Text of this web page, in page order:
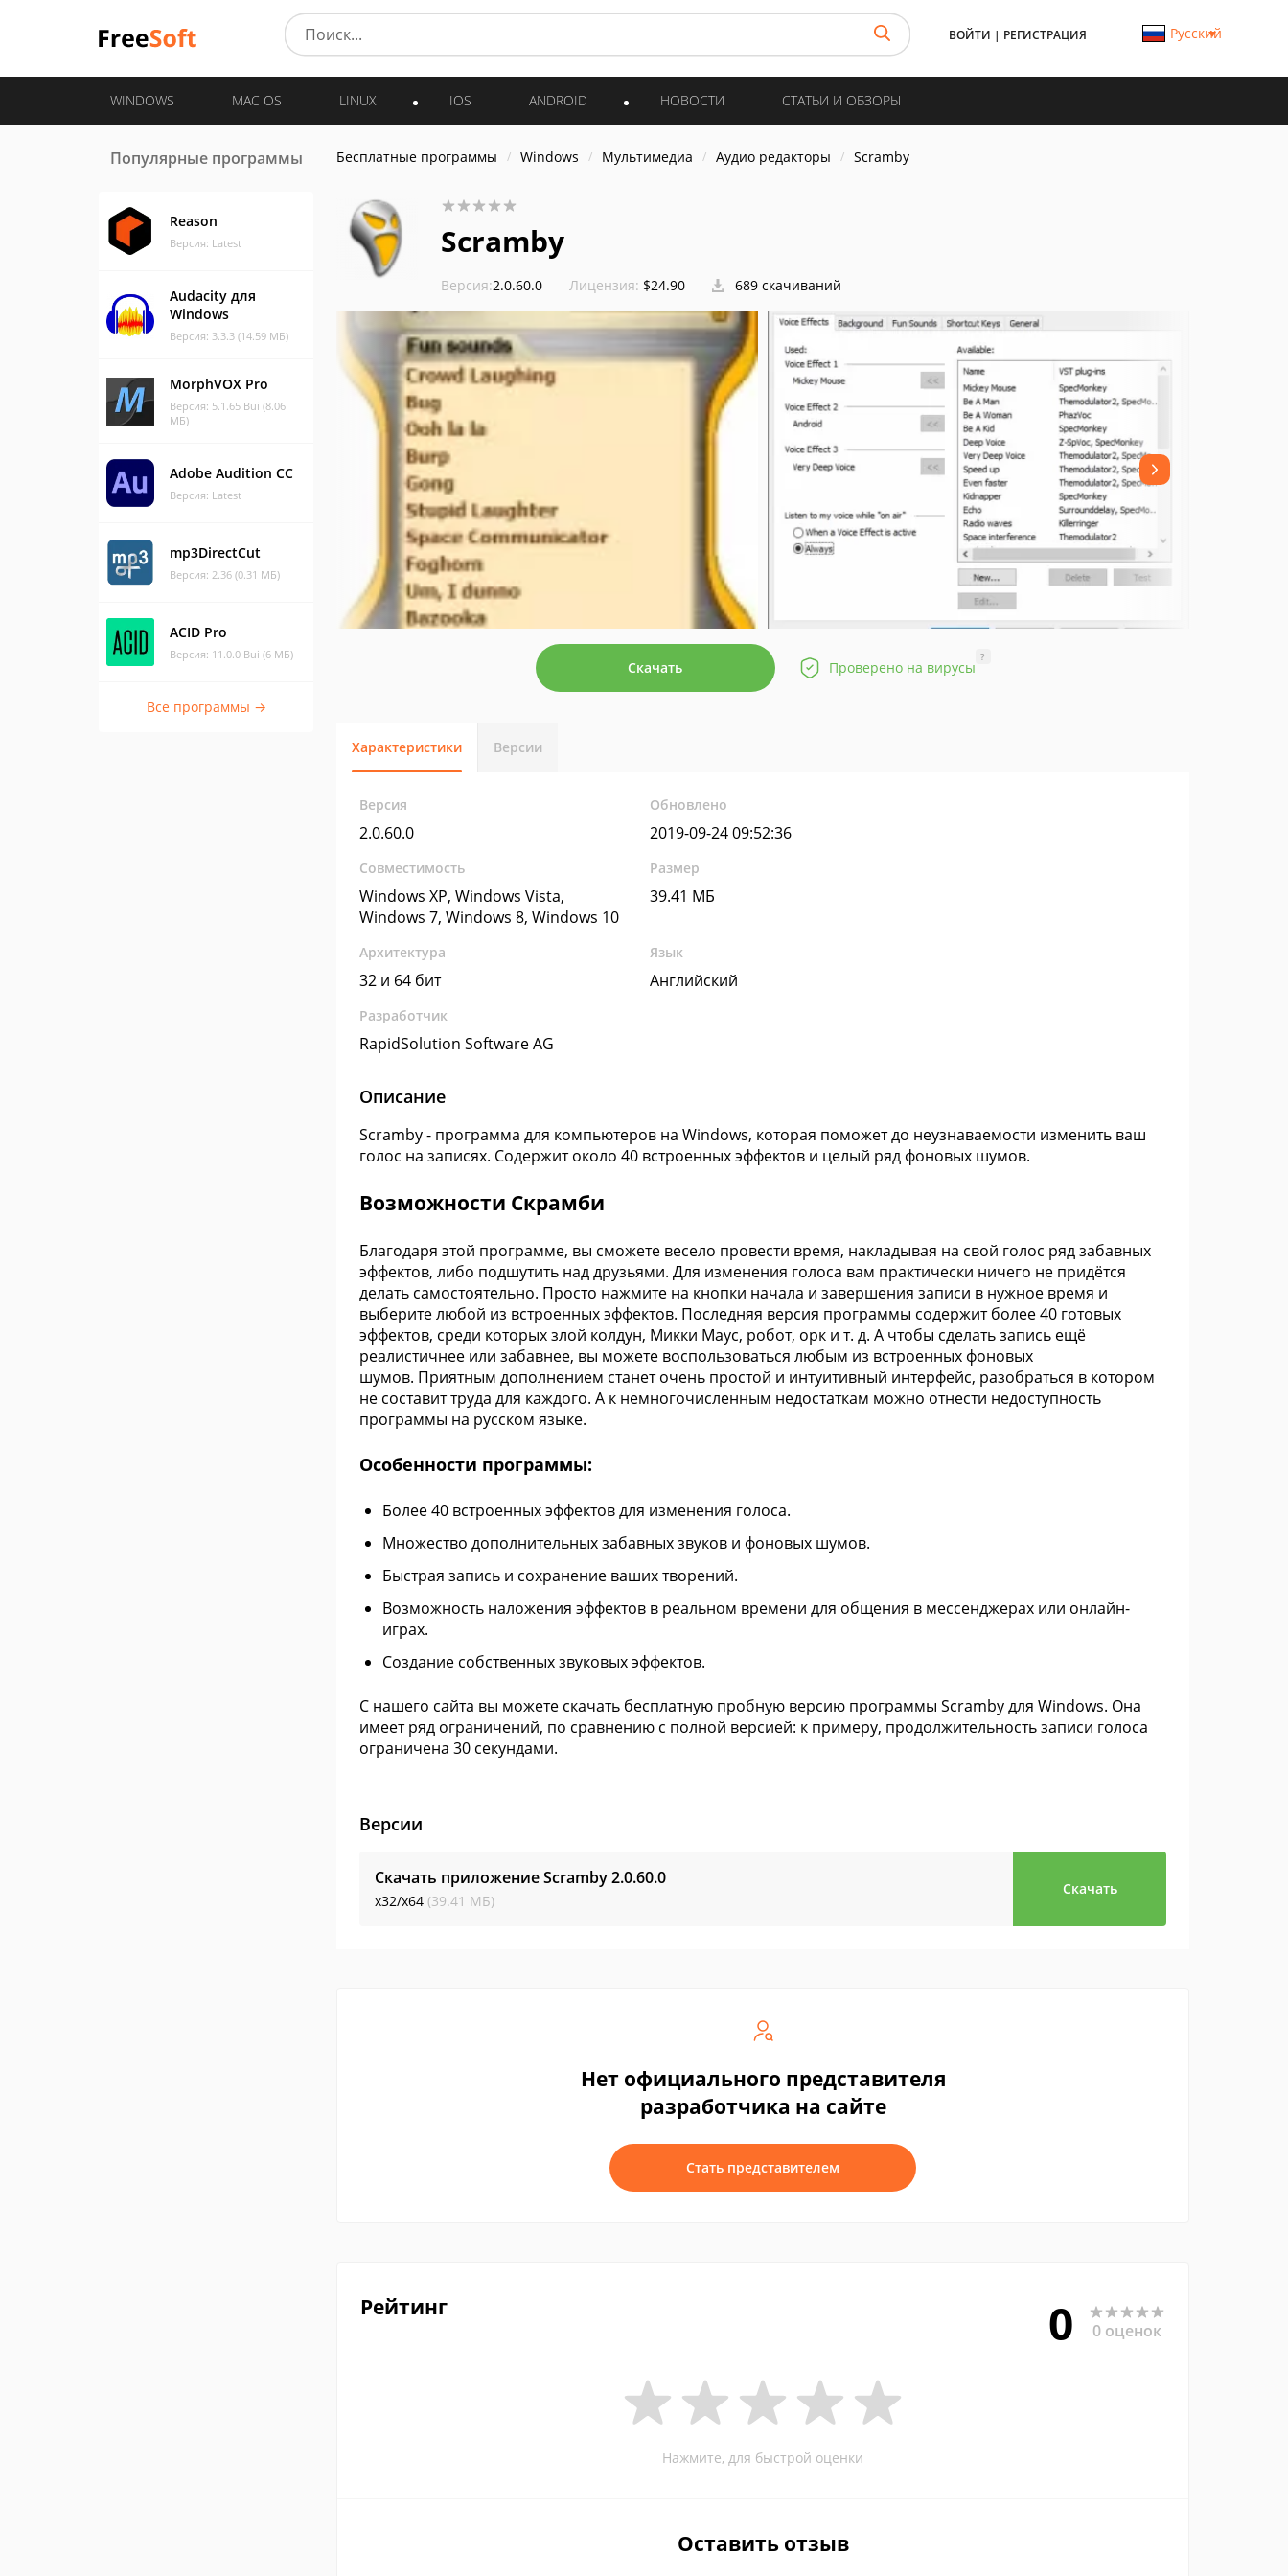
ВОЙТИ | РЕГИСТРАЦИЯ Русский
WINDOWS MAC OS LINUX IOS ANDROID НОВОСТИ СТАТЬИ И ОБЗОРЫ
Популярные программы
Reason
Версия: Latest
Audacity для
Windows
Версия: 3.3.3 (14.59 МБ)
MorphVOX Pro
Версия: 5.1.65 Bui (8.06
МБ)
Adobe Audition CC
Версия: Latest
mp3DirectCut
Версия: 2.36 (0.31 МБ)
ACID Pro
Версия: 11.0.0 Bui (6 МБ)
Все программы →
Бесплатные программы Windows Мультимедиа Аудио редакторы Scramby
Scramby
Версия:2.0.60.0 Лицензия: $24.90 689 скачиваний
Скачать Проверено на вирусы
?
Характеристики Версии
Версия
2.0.60.0
Обновлено
2019-09-24 09:52:36
Совместимость
Windows XP, Windows Vista,
Windows 7, Windows 8, Windows 10
Размер
39.41 МБ
Архитектура
32 и 64 бит
Язык
Английский
Разработчик
RapidSolution Software AG
Описание
Scramby - программа для компьютеров на Windows, которая поможет до неузнаваемости изменить ваш
голос на записях. Содержит около 40 встроенных эффектов и целый ряд фоновых шумов.
Возможности Скрамби
Благодаря этой программе, вы сможете весело провести время, накладывая на свой голос ряд забавных
эффектов, либо подшутить над друзьями. Для изменения голоса вам практически ничего не придётся
делать самостоятельно. Просто нажмите на кнопки начала и завершения записи в нужное время и
выберите любой из встроенных эффектов. Последняя версия программы содержит более 40 готовых
эффектов, среди которых злой колдун, Микки Маус, робот, орк и т. д. А чтобы сделать запись ещё
реалистичнее или забавнее, вы можете воспользоваться любым из встроенных фоновых
шумов. Приятным дополнением станет очень простой и интуитивный интерфейс, разобраться в котором
не составит труда для каждого. А к немногочисленным недостаткам можно отнести недоступность
программы на русском языке.
Особенности программы:
Более 40 встроенных эффектов для изменения голоса.
Множество дополнительных забавных звуков и фоновых шумов.
Быстрая запись и сохранение ваших творений.
Возможность наложения эффектов в реальном времени для общения в мессенджерах или онлайн-
играх.
Создание собственных звуковых эффектов.
С нашего сайта вы можете скачать бесплатную пробную версию программы Scramby для Windows. Она
имеет ряд ограничений, по сравнению с полной версией: к примеру, продолжительность записи голоса
ограничена 30 секундами.
Версии
Скачать приложение Scramby2.0.60.0
x32/x64 (39.41 МБ)
Скачать
Нет официального представителя
разработчика на сайте
Стать представителем
Рейтинг 0 0 оценок
Нажмите, для быстрой оценки
Оставить отзыв